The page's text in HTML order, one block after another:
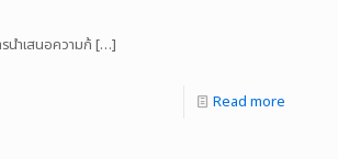
นำเสนอความก้ […]
Read more